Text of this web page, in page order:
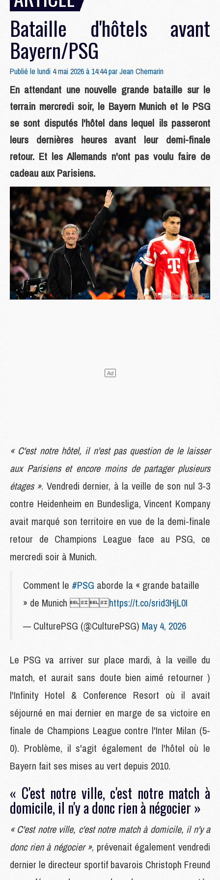
Bataille d'hôtels avant
Bayern/PSG
Publié le lundi 4 mai 2026 à 14:44 parJean Chemarin
En attendant une nouvelle grande bataille sur le
terrain mercredi soir, le Bayern Munich et le PSG
se sont disputés l'hôtel dans lequel ils passeront
leurs dernières heures avant leur demi-finale
retour. Et les Allemands n'ont pas voulu faire de
cadeau aux Parisiens.
« C'est notre hôtel, il n'est pas question de le laisser
aux Parisiens et encore moins de partager plusieurs
étages ». Vendredi dernier, à la veille de son nul 3-3
contre Heidenheim en Bundesliga, Vincent Kompany
avait marqué son territoire en vue de la demi-finale
retour de Champions League face au PSG, ce
mercredi soir à Munich.
Comment le #PSG aborde la « grande bataille
» de Munich https://t.co/srid3HjL0I
— CulturePSG (@CulturePSG) May 4, 2026
Le PSG va arriver sur place mardi, à la veille du
match, et aurait sans doute bien aimé retourner )
l'Infinity Hotel & Conference Resort où il avait
séjourné en mai dernier en marge de sa victoire en
finale de Champions League contre l'Inter Milan (5-
0). Problème, il s'agit également de l'hôtel où le
Bayern fait ses mises au vert depuis 2010.
« C'est notre ville, c'est notre match à
domicile, il n'y a donc rien à négocier »
« C'est notre ville, c'est notre match à domicile, il n'y a
donc rien à négocier », prévenait également vendredi
dernier le directeur sportif bavarois Christoph Freund